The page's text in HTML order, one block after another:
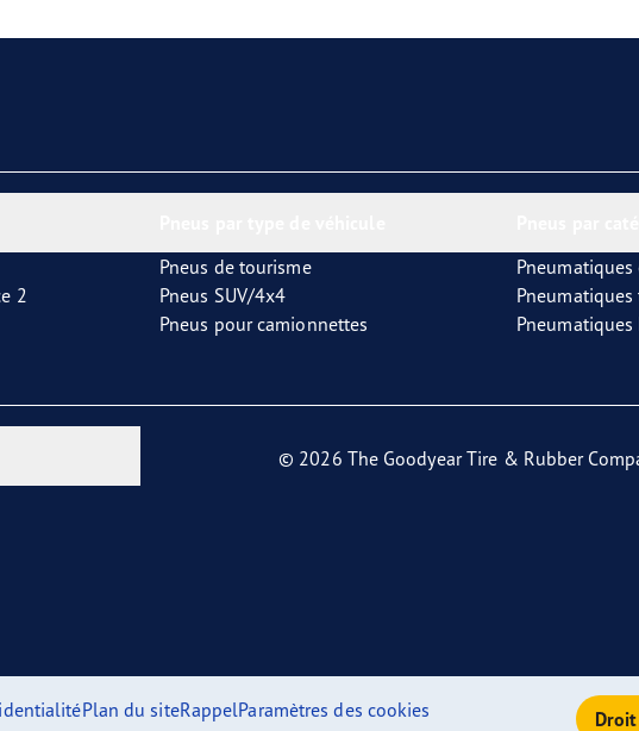
2
Pneus de tourisme
Pneus SUV/4x4
Pneus pour camionnettes
Pneumatiques
© 2026 The Goodyear Tire & Rubber
Plan du siteRappelParamètres des cookies